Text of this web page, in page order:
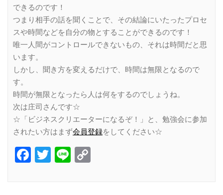
できるのです！
つまり相手の話を聞くことで、その結論にいたったプロセ
スや時間などを自分の物とすることができるのです！
唯一人間がコントロールできないもの、それは時間だと思
います。
しかし、聞き方を変えるだけで、時間は無限となるので
す。
時間が無限となったら人は何をするのでしょうね。
次は庄司さんです☆
☆「ビジネスクリエーターになるぞ！」と、勉強会に参加
されたい方はまず会員登録をしてください☆
Facebook
Twitter
Line